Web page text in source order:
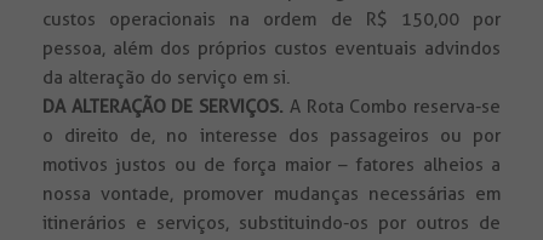
custos operacionais na ordem de R$ 150,00 por
pessoa, além dos próprios custos eventuais advindos
da alteração do serviço em si.
DA ALTERAÇÃO DE SERVIÇOS. A Rota Combo reserva-se
o direito de, no interesse dos passageiros ou por
motivos justos ou de força maior – fatores alheios a
nossa vontade, promover mudanças necessárias em
itinerários e serviços, substituindo-os por outros de